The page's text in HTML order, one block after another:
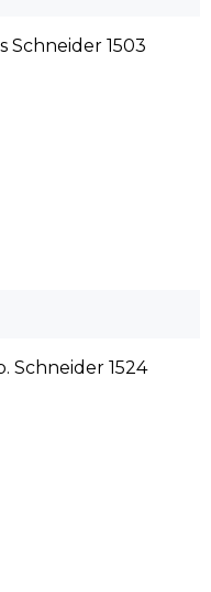
Schneider 1503
Schneider 1524